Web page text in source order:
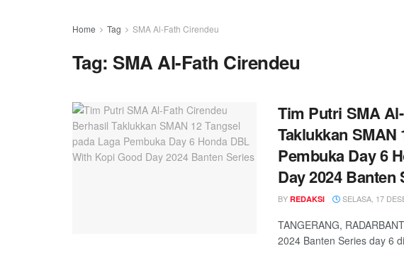
Home Tag SMA Al-Fath Cirendeu
Tag: SMA Al-Fath Cirendeu
Tim Putri SMA
Taklukkan SMAN
Pembuka Day 6
Day 2024 Banten
BY REDAKSI SELASA, 17
TANGERANG,
2024 Banten Series day 6